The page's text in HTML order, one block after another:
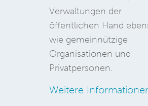
Verwaltungen der
öffentlichen Hand
wie gemeinnützige
Organisationen und
Privatpersonen.
Weitere